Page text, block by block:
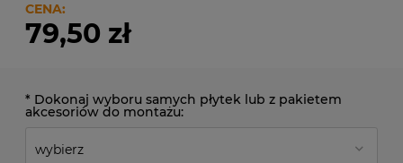
CENA:
79,50 zł
* Dokonaj wyboru samych płytek lub z pakietem
akcesoriów do montażu: